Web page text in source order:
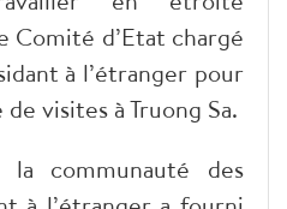
Comité d’Etat chargé
à l’étranger pour
visites à Truong Sa.
communauté des